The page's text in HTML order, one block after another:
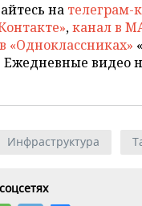
на телеграм-
,канал в
«Одноклассниках»
Ежедневные видео
Инфраструктура